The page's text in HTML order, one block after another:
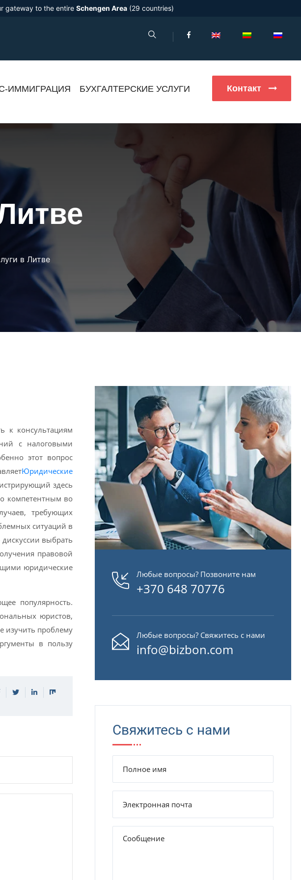
gateway to the entire Schengen Area(29 countries)
ИММИГРАЦИЯ БУХГАЛТЕРСКИЕ УСЛУГИ Контакт
в Литве
к консультациям
с налоговыми
этот вопрос
Юридические
здесь
компетентным во
требующих
ситуаций в
выбрать
правовой
юридические
популярность.
юристов,
изучить проблему
в пользу
Любые вопросы? Позвоните нам
+370 648 70776
Любые вопросы? Свяжитесь с нами
info@bizbon.com
Свяжитесь с нами